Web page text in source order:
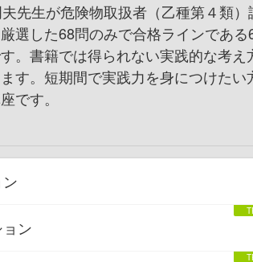
先生が危険物取扱者（乙種第４類）
選した68問のみで合格ラインである
。書籍では得られない実践的な考え
す。短期間で実践力を身につけたい
です。
ン